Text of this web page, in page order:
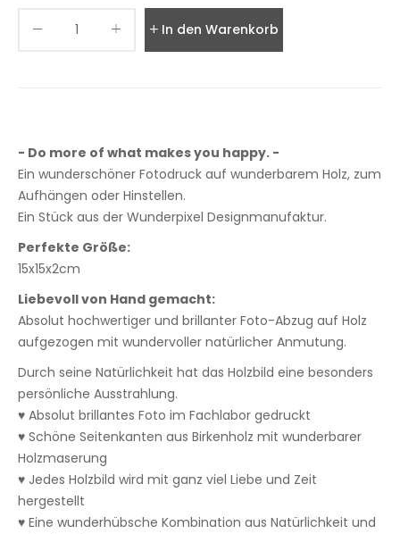
In den Warenkorb legen
- Do more of what makes you happy. -
Ein wunderschöner Fotodruck auf wunderbarem Holz, zum
Aufhängen oder Hinstellen.
Ein Stück aus der Wunderpixel Designmanufaktur.
Perfekte Größe:
15x15x2cm
Liebevoll von Hand gemacht:
Absolut hochwertiger und brillanter Foto-Abzug auf Holz
aufgezogen mit wundervoller natürlicher Anmutung.
Durch seine Natürlichkeit hat das Holzbild eine besonders
persönliche Ausstrahlung.
♥ Absolut brillantes Foto im Fachlabor gedruckt
♥ Schöne Seitenkanten aus Birkenholz mit wunderbarer
Holzmaserung
♥ Jedes Holzbild wird mit ganz viel Liebe und Zeit
hergestellt
♥ Eine wunderhübsche Kombination aus Natürlichkeit und